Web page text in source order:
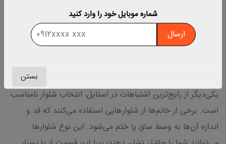
یکی‌دیگر از رایج‌ترین اشتباهات در استایل، انتخاب شلوار نامناسب
است. برخی از خانم‌ها از شلوارهایی استفاده می‌کنند که قد و
اندازه آن‌ها به وسط ساق پا ختم می‌شود. این نوع شلوارها
شماره موبایل خود را وارد کنید
ارسال
بستن